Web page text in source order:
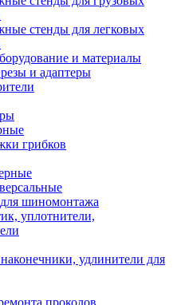
стенды для легковых
и материалы
и адаптеры
грибков
шиномонтажа
уплотнители,
удлинители для